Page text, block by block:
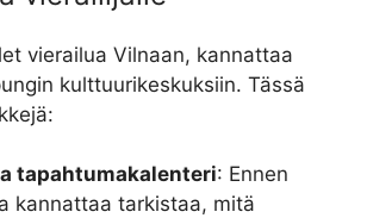
vierailua Vilnaan, kannattaa
kulttuurikeskuksiin. Tässä
tapahtumakalenteri: Ennen
kannattaa tarkistaa, mitä